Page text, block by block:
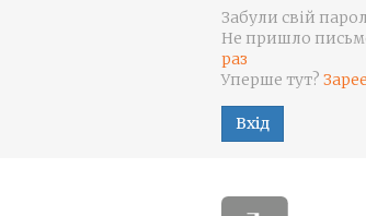
Забули свій
Не пришло
раз
Уперше тут?
Вхід